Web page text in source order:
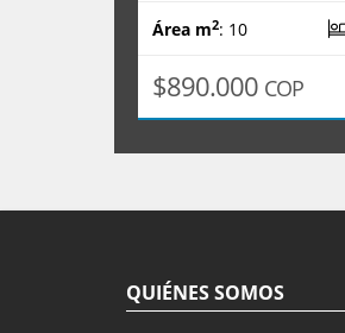
Área m2: 10
$890.000 COP
QUIÉNES SOMOS